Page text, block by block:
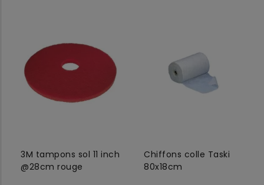
3M tampons sol 11 inch
@28cm rouge
Chiffons colle Taski
80x18cm